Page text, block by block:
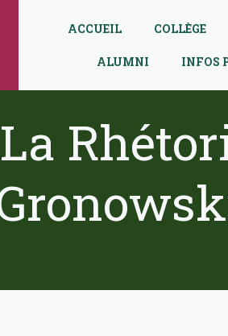
ACCUEIL COLLÈGE
ALUMNI INFOS
La